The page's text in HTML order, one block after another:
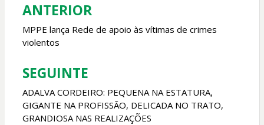
k p
Navegação
de
Post
ANTERIOR
MPPE lança Rede de apoio às vítimas de crimes
violentos
SEGUINTE
ADALVA CORDEIRO: PEQUENA NA ESTATURA,
GIGANTE NA PROFISSÃO, DELICADA NO TRATO,
GRANDIOSA NAS REALIZAÇÕES